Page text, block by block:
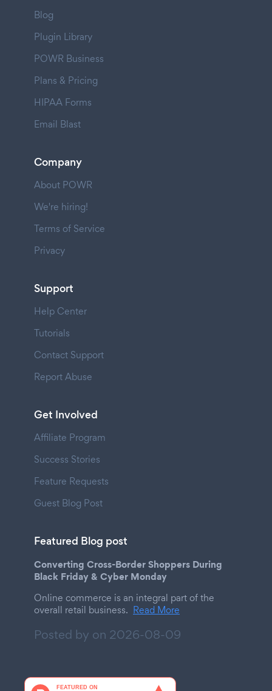
Blog
Plugin Library
POWR Business
Plans & Pricing
HIPAA Forms
Email Blast
Company
About POWR
We're hiring!
Terms of Service
Privacy
Support
Help Center
Tutorials
Contact Support
Report Abuse
Get Involved
Affiliate Program
Success Stories
Feature Requests
Guest Blog Post
Featured Blog post
Converting Cross-Border Shoppers During
Black Friday & Cyber Monday
Online commerce is an integral part of the
overall retail business. Read More
Posted by on 2026-08-09